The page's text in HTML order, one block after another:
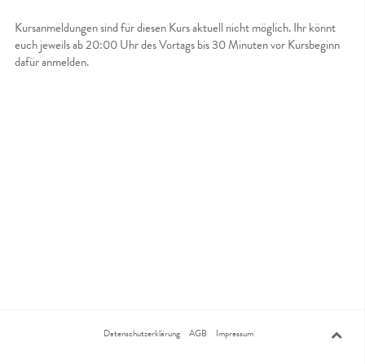
Kursanmeldungen sind für diesen Kurs aktuell nicht möglich. Ihr könnt
euch jeweils ab 20:00 Uhr des Vortags bis 30 Minuten vor Kursbeginn
dafür anmelden.
Datenschutzerklärung AGB Impressum